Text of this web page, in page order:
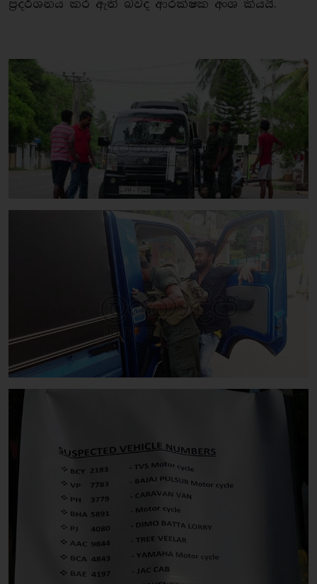
ප‍්‍රදර්ශනය කර ඇති බවද ආරක්ෂක අංශ කියයි.